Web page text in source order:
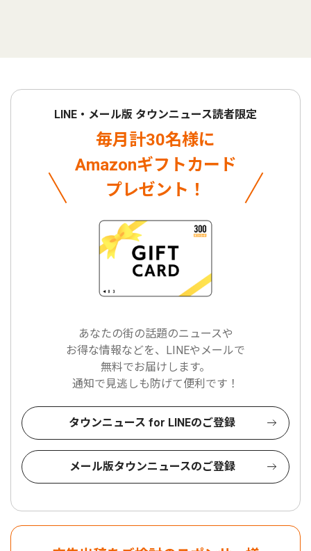
LINE・メール版 タウンニュース読者限定
毎月計30名様に
Amazonギフトカード
プレゼント！
あなたの街の話題のニュースや
お得な情報などを、LINEやメールで
無料でお届けします。
通知で見逃しも防げて便利です！
タウンニュース for LINEのご登録
メール版タウンニュースのご登録